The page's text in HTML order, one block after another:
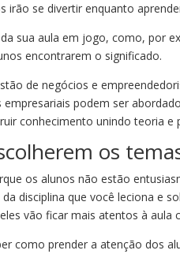
irão se divertir enquanto
sua aula em jogo, como, por
encontrarem o significado.
de negócios e
podem ser
conhecimento unindo teoria e
os
os alunos não estão
disciplina que você leciona e
vão ficar mais atentos à aula
como prender a atenção dos